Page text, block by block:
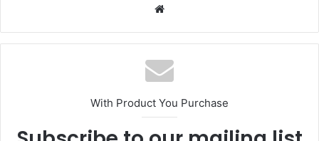
Website
With Product You Purchase